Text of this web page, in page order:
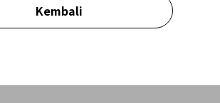
Kembali